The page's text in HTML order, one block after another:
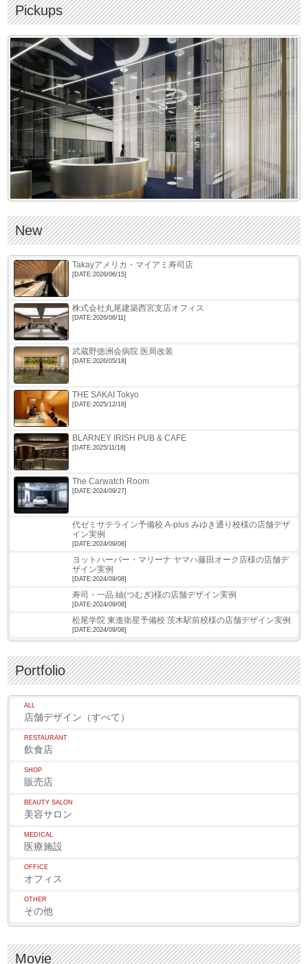
Pickups
New
Takayアメリカ・マイアミ寿司店
[DATE:2026/06/15]
株式会社丸尾建築西宮支店オフィス
[DATE:2026/06/11]
武蔵野徳洲会病院 医局改装
[DATE:2026/05/18]
THE SAKAI Tokyo
[DATE:2025/12/18]
BLARNEY IRISH PUB & CAFE
[DATE:2025/11/18]
The Carwatch Room
[DATE:2024/09/27]
代ゼミサテライン予備校 A-plus みゆき通り校様の店舗デザ
イン実例
[DATE:2024/09/08]
ヨットハーバー・マリーナ ヤマハ藤田オーク店様の店舗デ
ザイン実例
[DATE:2024/09/08]
寿司・一品 紬(つむぎ)様の店舗デザイン実例
[DATE:2024/09/08]
松尾学院 東進衛星予備校 茨木駅前校様の店舗デザイン実例
[DATE:2024/09/08]
Portfolio
ALL
店舗デザイン（すべて）
RESTAURANT
飲食店
SHOP
販売店
BEAUTY SALON
美容サロン
MEDICAL
医療施設
OFFICE
オフィス
OTHER
その他
Movie